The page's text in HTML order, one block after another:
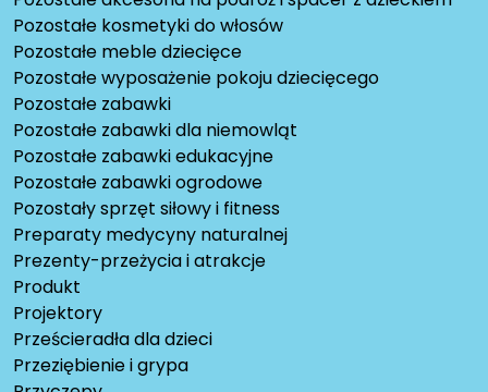
Pozostałe kosmetyki do włosów
Pozostałe meble dziecięce
Pozostałe wyposażenie pokoju dziecięcego
Pozostałe zabawki
Pozostałe zabawki dla niemowląt
Pozostałe zabawki edukacyjne
Pozostałe zabawki ogrodowe
Pozostały sprzęt siłowy i fitness
Preparaty medycyny naturalnej
Prezenty-przeżycia i atrakcje
Produkt
Projektory
Prześcieradła dla dzieci
Przeziębienie i grypa